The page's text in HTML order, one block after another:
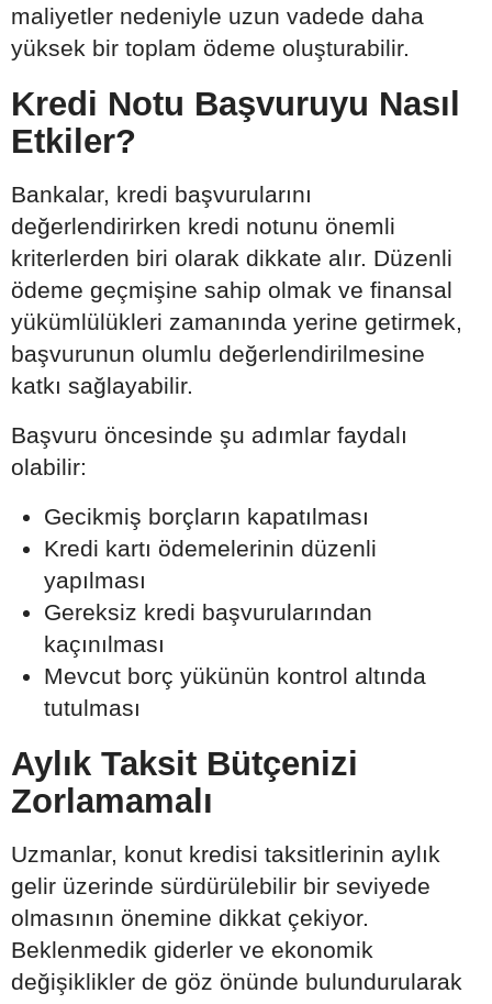
maliyetler nedeniyle uzun vadede daha
yüksek bir toplam ödeme oluşturabilir.
Kredi Notu Başvuruyu Nasıl
Etkiler?
Bankalar, kredi başvurularını
değerlendirirken kredi notunu önemli
kriterlerden biri olarak dikkate alır. Düzenli
ödeme geçmişine sahip olmak ve finansal
yükümlülükleri zamanında yerine getirmek,
başvurunun olumlu değerlendirilmesine
katkı sağlayabilir.
Başvuru öncesinde şu adımlar faydalı
olabilir:
Gecikmiş borçların kapatılması
Kredi kartı ödemelerinin düzenli
yapılması
Gereksiz kredi başvurularından
kaçınılması
Mevcut borç yükünün kontrol altında
tutulması
Aylık Taksit Bütçenizi
Zorlamamalı
Uzmanlar, konut kredisi taksitlerinin aylık
gelir üzerinde sürdürülebilir bir seviyede
olmasının önemine dikkat çekiyor.
Beklenmedik giderler ve ekonomik
değişiklikler de göz önünde bulundurularak